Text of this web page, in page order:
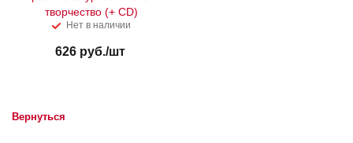
творчество (+ CD)
Нет в наличии
626руб./шт
Вернуться